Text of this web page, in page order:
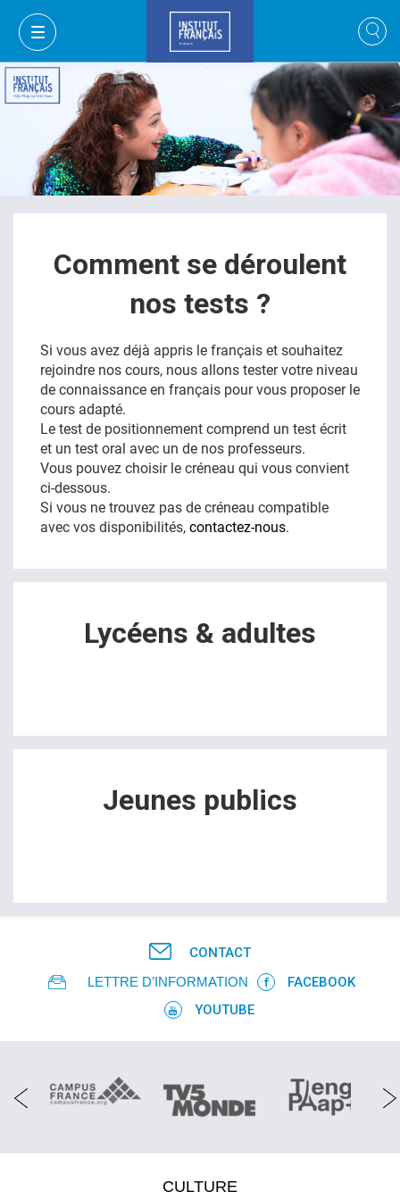
FR
VI
FR
Comment se déroulent
nos tests ?
Si vous avez déjà appris le français et souhaitez
rejoindre nos cours, nous allons tester votre niveau
de connaissance en français pour vous proposer le
cours adapté.
Le test de positionnement comprend un test écrit
et un test oral avec un de nos professeurs.
Vous pouvez choisir le créneau qui vous convient
ci-dessous.
Si vous ne trouvez pas de créneau compatible
avec vos disponibilités, contactez-nous.
Lycéens & adultes
Jeunes publics
CONTACT
LETTRE D’INFORMATION
FACEBOOK
YOUTUBE
CULTURE